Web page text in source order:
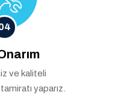
ve kaliteli
yaparız.